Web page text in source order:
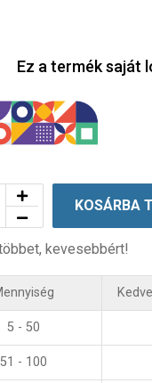
Ez a termék saját
KOSÁRBA
kevesebbért!
5 - 50
51 - 100